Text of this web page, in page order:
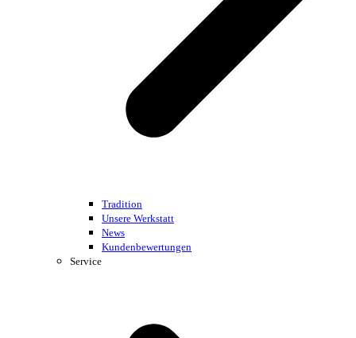
Tradition
Unsere Werkstatt
News
Kundenbewertungen
Service